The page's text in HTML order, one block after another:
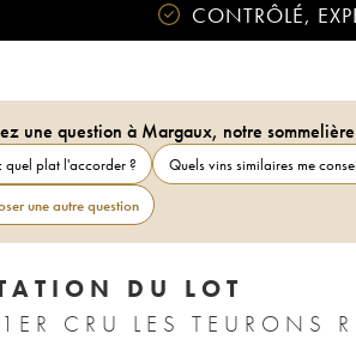
CONTRÔLÉ,
une question à Margaux, notre
quel plat l'accorder ? Quels vins similaires me
une autre question
DU LOT
CRU LES TEURONS